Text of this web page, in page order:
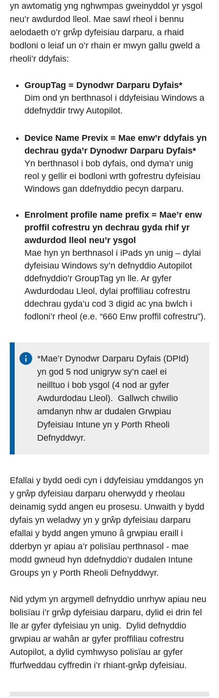
yn awtomatig yng nghwmpas gweinyddol yr ysgol
neu’r awdurdod lleol. Mae sawl rheol i bennu
aelodaeth o’r grŵp dyfeisiau darparu, a rhaid
bodloni o leiaf un o’r rhain er mwyn gallu gweld a
rheoli’r ddyfais:
GroupTag = Dynodwr Darparu Dyfais*
Dim ond yn berthnasol i ddyfeisiau Windows a
ddefnyddir trwy Autopilot.
Device Name Previx = Mae enw’r ddyfais yn
dechrau gyda’r Dynodwr Darparu Dyfais*
Yn berthnasol i bob dyfais, ond dyma’r unig
reol y gellir ei bodloni wrth gofrestru dyfeisiau
Windows gan ddefnyddio pecyn darparu.
Enrolment profile name prefix = Mae’r enw
proffil cofrestru yn dechrau gyda rhif yr
awdurdod lleol neu’r ysgol
Mae hyn yn berthnasol i iPads yn unig – dylai
dyfeisiau Windows sy’n defnyddio Autopilot
ddefnyddio’r GroupTag yn lle. Ar gyfer
Awdurdodau Lleol, dylai proffiliau cofrestru
ddechrau gyda’u cod 3 digid ac yna bwlch i
fodloni’r rheol (e.e. “660 Enw proffil cofrestru”).
*Mae’r Dynodwr Darparu Dyfais (DPId)
yn god 5 nod unigryw sy’n cael ei
neilltuo i bob ysgol (4 nod ar gyfer
Awdurdodau Lleol). Gallwch chwilio
amdanyn nhw ar dudalen Grwpiau
Dyfeisiau Intune yn y Porth Rheoli
Defnyddwyr.
Efallai y bydd oedi cyn i ddyfeisiau ymddangos yn
y grŵp dyfeisiau darparu oherwydd y rheolau
deinamig sydd angen eu prosesu. Unwaith y bydd
dyfais yn weladwy yn y grŵp dyfeisiau darparu
efallai y bydd angen ymuno â grwpiau eraill i
dderbyn yr apiau a’r polisïau perthnasol - mae
modd gwneud hyn ddefnyddio’r dudalen Intune
Groups yn y Porth Rheoli Defnyddwyr.
Nid ydym yn argymell defnyddio unrhyw apiau neu
bolisïau i’r grŵp dyfeisiau darparu, dylid ei drin fel
lle ar gyfer dyfeisiau yn unig. Dylid defnyddio
grwpiau ar wahân ar gyfer proffiliau cofrestru
Autopilot, a dylid cymhwyso polisïau ar gyfer
ffurfweddau cyffredin i’r rhiant-grŵp dyfeisiau.